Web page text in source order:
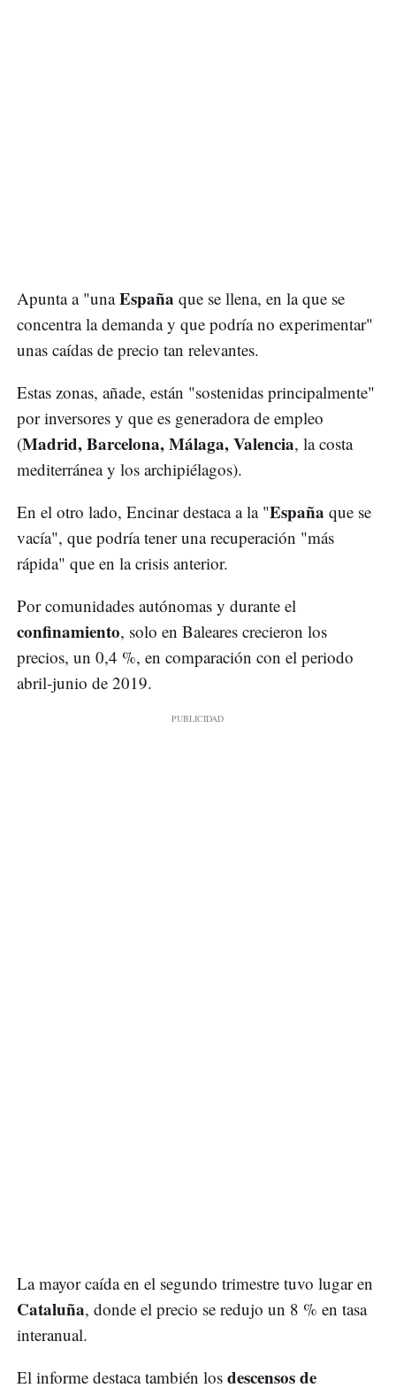
Apunta a "unaEspaña que se llena, en la que se
concentra la demanda y que podría no experimentar"
unas caídas de precio tan relevantes.
Estas zonas, añade, están "sostenidas principalmente"
por inversores y que es generadora de empleo
(Madrid, Barcelona, Málaga, Valencia, la costa
mediterránea y los archipiélagos).
En el otro lado, Encinar destaca a la "España que se
vacía", que podría tener una recuperación "más
rápida" que en la crisis anterior.
Por comunidades autónomas y durante el
confinamiento, solo en Baleares crecieron los
precios, un 0,4 %, en comparación con el periodo
abril-junio de 2019.
La mayor caída en el segundo trimestre tuvo lugar en
Cataluña, donde el precio se redujo un 8 % en tasa
interanual.
El informe destaca también los descensos de